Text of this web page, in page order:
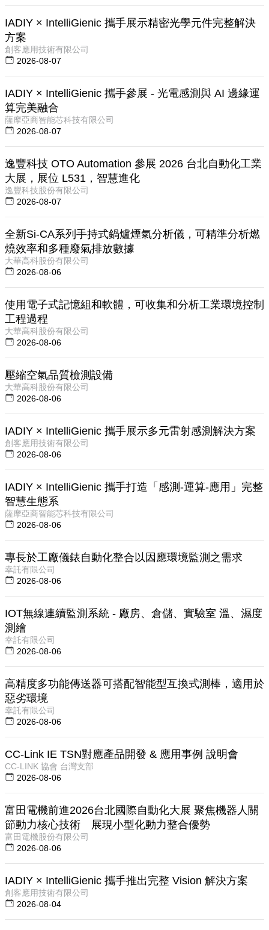
IADIY × IntelliGienic 攜手展示精密光學元件完整解決
方案
創客應用技術有限公司
2026-08-07
IADIY × IntelliGienic 攜手參展 - 光電感測與 AI 邊緣運
算完美融合
薩摩亞商智能芯科技有限公司
2026-08-07
逸豐科技 OTO Automation 參展 2026 台北自動化工業
大展，展位 L531，智慧進化
逸豐科技股份有限公司
2026-08-07
全新Si-CA系列手持式鍋爐煙氣分析儀，可精準分析燃
燒效率和多種廢氣排放數據
大華高科股份有限公司
2026-08-06
使用電子式記憶組和軟體，可收集和分析工業環境控制
工程過程
大華高科股份有限公司
2026-08-06
壓縮空氣品質檢測設備
大華高科股份有限公司
2026-08-06
IADIY × IntelliGienic 攜手展示多元雷射感測解決方案
創客應用技術有限公司
2026-08-06
IADIY × IntelliGienic 攜手打造「感測-運算-應用」完整
智慧生態系
薩摩亞商智能芯科技有限公司
2026-08-06
專長於工廠儀錶自動化整合以因應環境監測之需求
幸託有限公司
2026-08-06
IOT無線連續監測系統 - 廠房、倉儲、實驗室 溫、濕度
測繪
幸託有限公司
2026-08-06
高精度多功能傳送器可搭配智能型互換式測棒，適用於
惡劣環境
幸託有限公司
2026-08-06
CC-Link IE TSN對應產品開發 & 應用事例 說明會
CC-LINK 協會 台灣支部
2026-08-06
富田電機前進2026台北國際自動化大展 聚焦機器人關
節動力核心技術 展現小型化動力整合優勢
富田電機股份有限公司
2026-08-06
IADIY × IntelliGienic 攜手推出完整 Vision 解決方案
創客應用技術有限公司
2026-08-04